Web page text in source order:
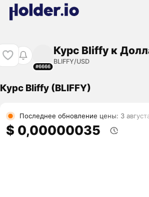
#6666
Курс Bliffy к
BLIFFY/USD
Курс Bliffy (BLIFFY)
Последнее обновление цены: 3
$ 0,00000035